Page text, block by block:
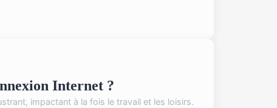
Internet ?
impactant à la fois le travail et les loisirs.